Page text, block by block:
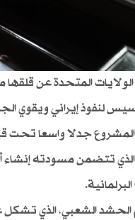
المتحدة عن
لنفوذ إيراني ويقوي
جدلا واسعا تحت
تتضمن مسودته إنشاء
البرلمانية.